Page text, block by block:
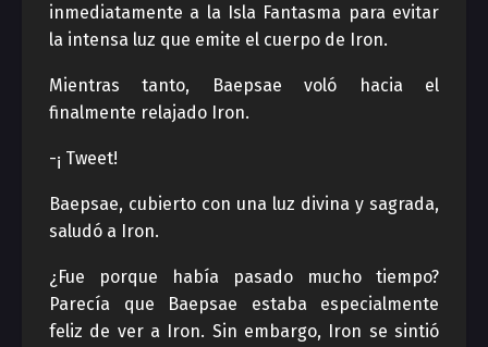
inmediatamente a la Isla Fantasma para evitar
la intensa luz que emite el cuerpo de Iron.
Mientras tanto, Baepsae voló hacia el
finalmente relajado Iron.
-¡ Tweet!
Baepsae, cubierto con una luz divina y sagrada,
saludó a Iron.
¿Fue porque había pasado mucho tiempo?
Parecía que Baepsae estaba especialmente
feliz de ver a Iron. Sin embargo, Iron se sintió